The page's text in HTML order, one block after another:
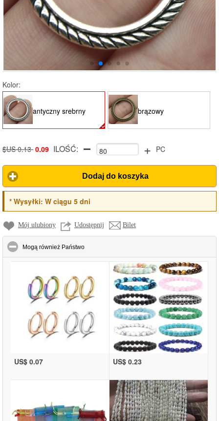
Kolor:
antyczny srebrny brązowy
$US 0.13 0.09 ILOŚĆ: + PC
Dodaj do koszyka
*Wysyłki: W ciągu 5 dni
Mój ulubiony Udostępnij Bilet
Mogą również Państwo
US$ 0.07 US$ 0.23